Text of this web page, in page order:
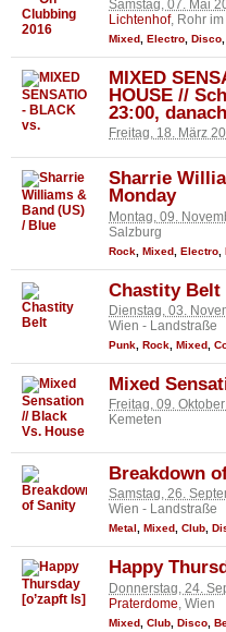
Samstag, 07. Mai
Lichtenhof, Rohr im
Mixed Electro Disco
MIXED
HOUSE //
23:00,
Freitag, 18. März
Sharrie
Monday
Montag, 09.
Salzburg
Rock Mixed Electro
Chastity Belt
Dienstag, 03.
Wien - Landstraße
Punk Rock Mixed
Mixed
Freitag, 09.
Kemeten
Breakdown
Samstag, 26.
Wien - Landstraße
Metal , Mixed, Club,
Happy
Donnerstag, 24.
Praterdome , Wien
Mixed Club Disco